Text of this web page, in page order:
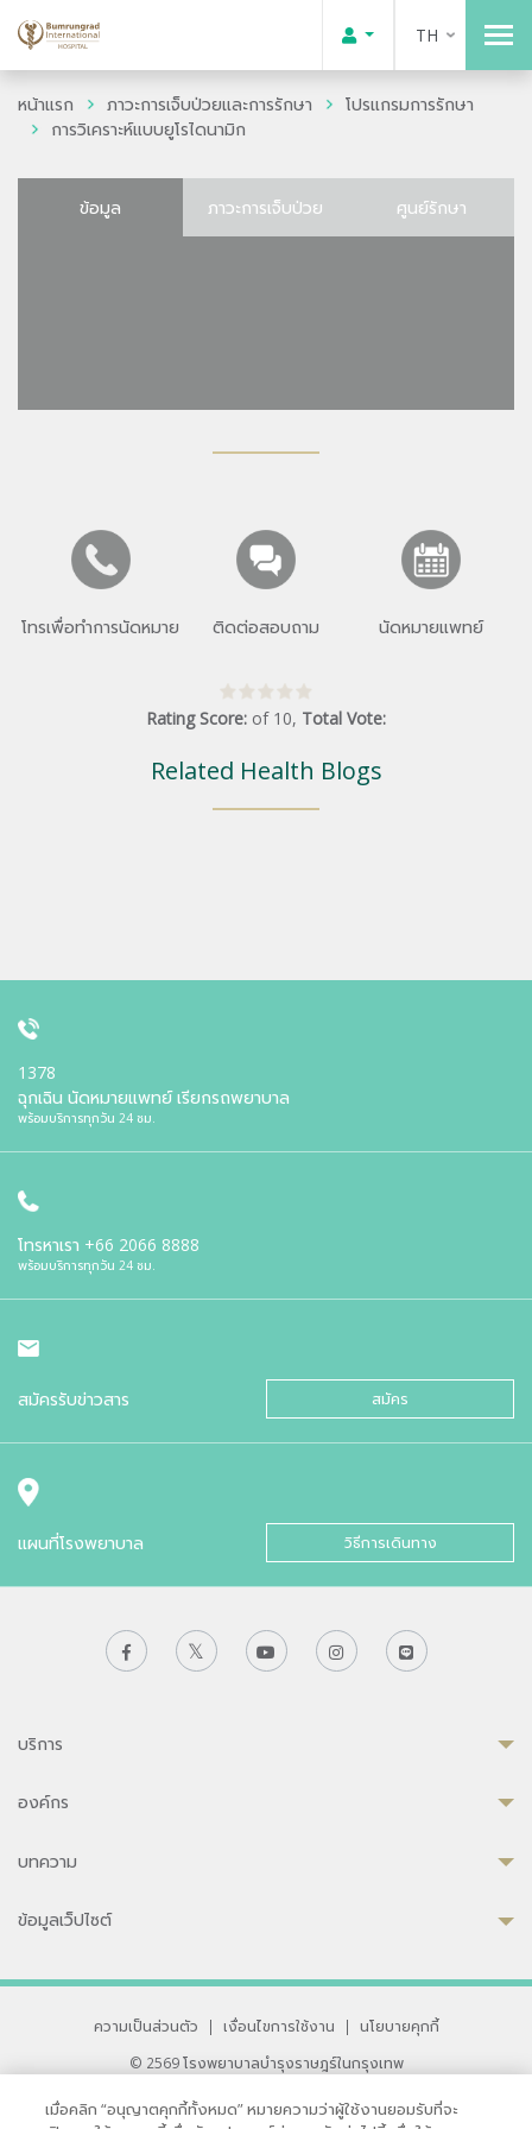
TH
หน้าแรก ภาวะการเจ็บป่วยและการรักษา
โปรแกรมการรักษา
การวิเคราะห์แบบยูโรไดนามิก
ข้อมูล ภาวะการเจ็บป่วย ศูนย์รักษา
โทรเพื่อทำการนัดหมาย ติดต่อสอบถาม นัดหมายแพทย์
Rating Score: of 10, Total Vote:
Related Health Blogs
1378
ฉุกเฉิน นัดหมายแพทย์ เรียกรถพยาบาล
พร้อมบริการทุกวัน 24 ชม.
โทรหาเรา +66 2066 8888
พร้อมบริการทุกวัน 24 ชม.
สมัครรับข่าวสาร สมัคร
แผนที่โรงพยาบาล วิธีการเดินทาง
บริการ
องค์กร
บทความ
ข้อมูลเว็ปไซต์
ความเป็นส่วนตัว | เงื่อนไขการใช้งาน |
นโยบายคุกกี้
© 2569 โรงพยาบาลบำรุงราษฎร์ในกรุงเทพ
เมื่อคลิก “อนุญาตคุกกี้ทั้งหมด” หมายความว่าผู้ใช้งานยอมรับที่จะ